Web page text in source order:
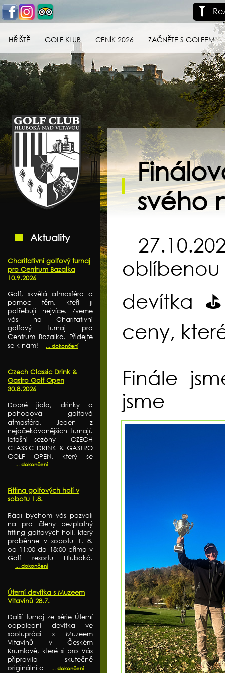
HŘIŠTĚ GOLF KLUB CENÍK 2026 ZAČNĚTE S GOLFEM
Golf klub Hluboká
nad Vltavou
Aktuality
Charitativní golfový turnaj
pro Centrum Bazalka
10.9.2026
Golf, skvělá atmosféra a
pomoc těm, kteří ji
potřebují nejvíce. Zveme
vás na Charitativní
golfový turnaj pro
Centrum Bazalka. Přidejte
se k nám!
... dokončení
Czech Classic Drink &
Gastro Golf Open
30.8.2026
Dobré jídlo, drinky a
pohodová golfová
atmosféra. Jeden z
nejočekávanějších turnajů
letošní sezóny - CZECH
CLASSIC DRINK & GASTRO
GOLF OPEN, který se
... dokončení
Fitting golfových holí v
sobotu 1.8.
Rádi bychom vás pozvali
na pro členy bezplatný
fitting golfových holí, který
proběhne v sobotu 1. 8.
od 11:00 do 18:00 přímo v
Golf resortu Hluboká.
... dokončení
Úterní devítka s Muzeem
Vltavínů 28.7.
Další turnaj ze série Úterní
odpolední devítka ve
spolupráci s Muzeem
Vltavínů v Českém
Krumlově, které si pro Vás
připravilo skutečně
originální a
... dokončení
svého
devítka
ceny,
Finále
jsme